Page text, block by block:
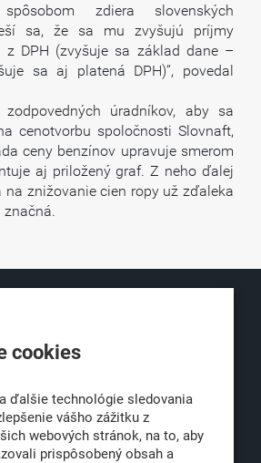
zdiera slovenských
sa, že sa mu zvyšujú príjmy
z DPH (zvyšuje sa základ dane –
sa aj platená DPH)“, povedal
úradníkov, aby sa
cenotvorbu spoločnosti Slovnaft,
ceny benzínov upravuje smerom
aj priložený graf. Z neho ďalej
na znižovanie cien ropy už zďaleka
značná.
Obchodná 6
cookies
ďalšie technológie sledovania
vášho zážitku z
webových stránok, na to, aby
prispôsobený obsah a